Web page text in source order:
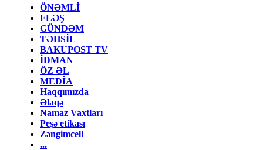
ÖNƏMLİ
FLƏŞ
GÜNDƏM
TƏHSİL
BAKUPOST TV
İDMAN
ÖZ ƏL
MEDİA
Haqqımızda
Əlaqə
Namaz Vaxtları
Peşə etikası
Zəngimcell
...